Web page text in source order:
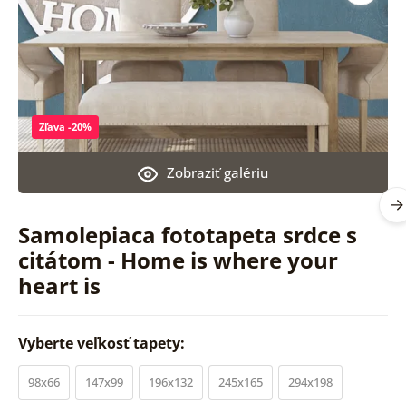
Samolepiaca fototapeta srdce s
citátom - Home is where your
heart is
Zobraziť galériu
Zľava -20%
Vyberte veľkosť tapety:
98x66 147x99 196x132 245x165 294x198